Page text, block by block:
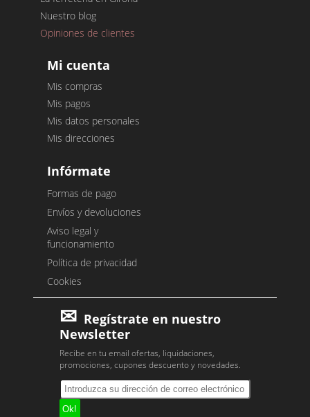
Nuestro blog
Opiniones de clientes
Mi cuenta
Mis compras
Mis pagos
Mis datos personales
Mis direcciones
Infórmate
Formas de pago
Envíos y devoluciones
Aviso legal y
funcionamiento
Política de privacidad
Cookies
Regístrate en nuestro
Newsletter
Recibe en tu email ofertas, liquidaciones,
promociones, cupones descuento y novedades.